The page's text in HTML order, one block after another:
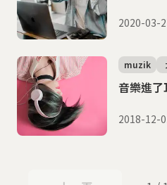
2020-03-
音樂進了
muzik
2018-12-